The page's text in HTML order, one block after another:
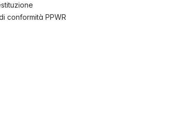
conformità PPWR